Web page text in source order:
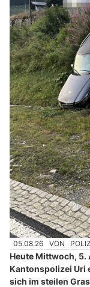
05.08.26 VON
Heute Mittwoch, 5.
Kantonspolizei Uri
sich im steilen